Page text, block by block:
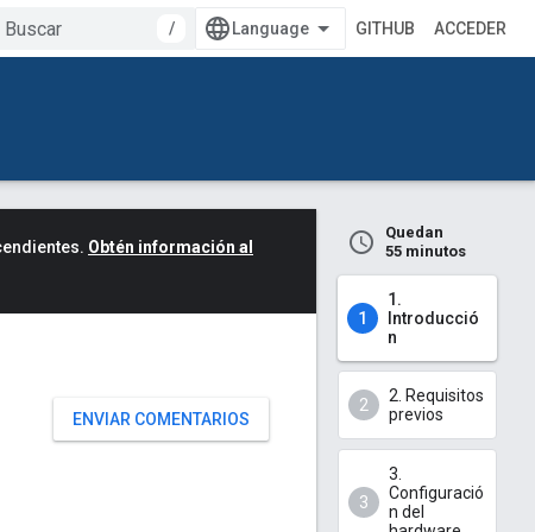
/ GITHUB ACCEDER
Quedan
55 minutos
1.
Introducció
n
2. Requisitos
previos
3.
Configuració
n del
Obtén información al
ENVIAR COMENTARIOS